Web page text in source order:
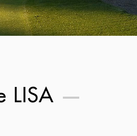
LISA